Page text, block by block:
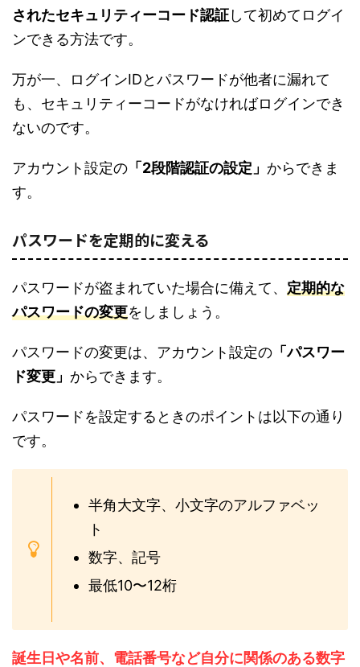
されたセキュリティーコード認証して初めてログイ
ンできる方法です。
万が一、ログインIDとパスワードが他者に漏れて
も、セキュリティーコードがなければログインでき
ないのです。
アカウント設定の 「2段階認証の設定」 からできま
す。
パスワードを定期的に変える
パスワードが盗まれていた場合に備えて、 定期的な
パスワードの変更をしましょう。
パスワードの変更は、アカウント設定の 「パスワー
ド変更」 からできます。
パスワードを設定するときのポイントは以下の通り
です。
半角大文字、小文字のアルファベッ
ト
数字、記号
最低10〜12桁
誕生日や名前、電話番号など自分に関係のある数字